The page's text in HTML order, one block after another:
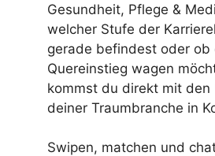
Gesundheit, Pflege &
welcher Stufe der
gerade befindest oder ob
Quereinstieg wagen
kommst du direkt mit den
deiner Traumbranche in
Swipen, matchen und